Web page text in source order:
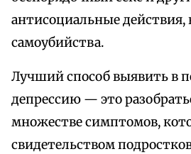
антисоциальные действия,
самоубийства.
Лучший способ выявить в
депрессию — это
множестве симптомов,
свидетельством